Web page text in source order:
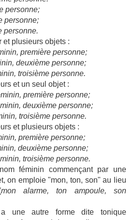
personne;
personne;
personne.
et plusieurs objets :
première personne;
deuxième personne;
troisième personne.
et un seul objet :
première personne;
deuxième personne;
troisième personne.
et plusieurs objets :
première personne;
deuxième personne;
troisième personne.
féminin commençant par une
on emploie "mon, ton, son" au lieu
mon alarme, ton ampoule, son
a une autre forme dite tonique